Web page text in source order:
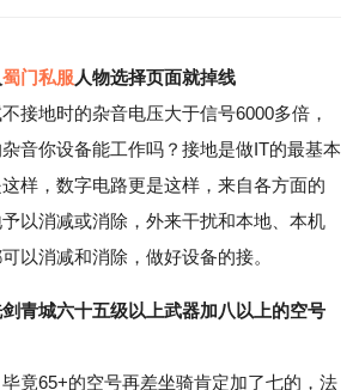
蜀门私服 人物选择页面就掉线
地时的杂音电压大于信号6000多倍，
音你设备能工作吗？接地是做IT的最基本
样，数字电路更是这样，来自各方面的
以消减或消除，外来干扰和本地、本机
以消减和消除，做好设备的接。
青城六十五级以上武器加八以上的空号
65+的空号再差坐骑肯定加了七的，法